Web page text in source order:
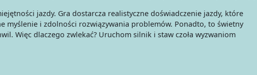
jazdy. Gra dostarcza realistyczne doświadczenie jazdy, które
myślenie i zdolności rozwiązywania problemów. Ponadto, to świetny
Więc dlaczego zwlekać? Uruchom silnik i staw czoła wyzwaniom